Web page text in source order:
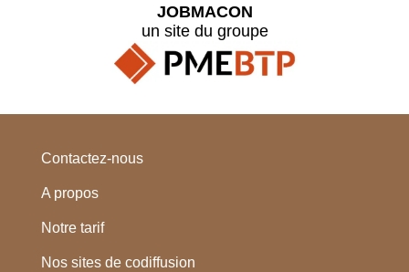
JOBMACON
un site du groupe
Contactez-nous
A propos
Notre tarif
Nos sites de codiffusion